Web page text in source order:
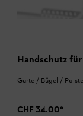
Handschutz
Gurte / Bügel /
CHF 34.00*